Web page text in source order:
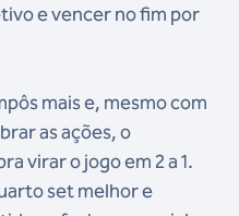
e vencer no fim por
mais e, mesmo com
as ações, o
virar o jogo em 2 a 1.
set melhor e